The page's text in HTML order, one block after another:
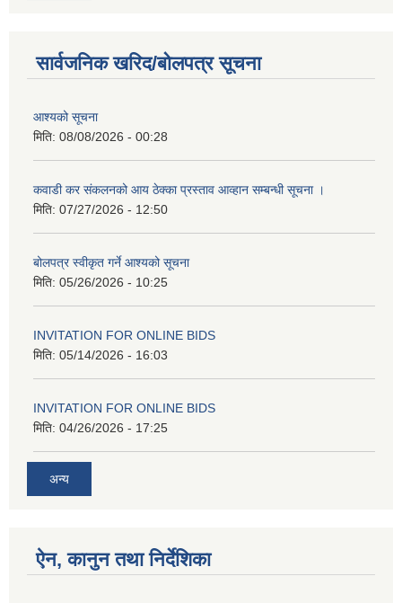
सार्वजनिक खरिद/बोलपत्र सूचना
आश्यको सूचना
मिति: 08/08/2026 - 00:28
कवाडी कर संकलनको आय ठेक्का प्रस्ताव आव्हान सम्बन्धी सूचना ।
मिति: 07/27/2026 - 12:50
बोलपत्र स्वीकृत गर्ने आश्यको सूचना
मिति: 05/26/2026 - 10:25
INVITATION FOR ONLINE BIDS
मिति: 05/14/2026 - 16:03
INVITATION FOR ONLINE BIDS
मिति: 04/26/2026 - 17:25
अन्य
ऐन, कानुन तथा निर्देशिका